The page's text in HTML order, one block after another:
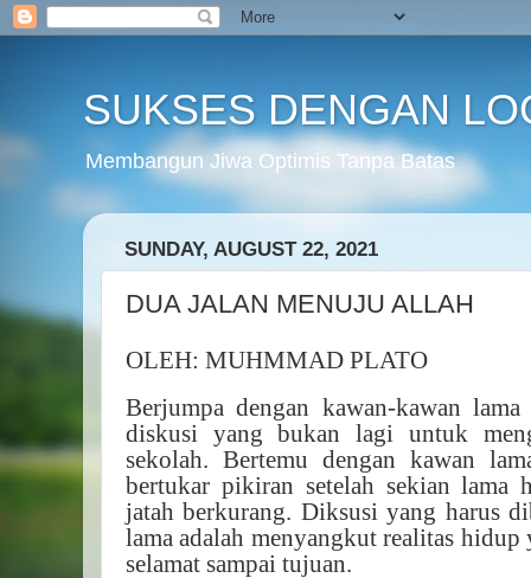
SUKSES DENGAN
Membangun Jiwa Optimis Tanpa Batas
SUNDAY, AUGUST 22, 2021
DUA JALAN MENUJU ALLAH
OLEH: MUHMMAD PLATO
Berjumpa dengan kawan-kawan
diskusi yang bukan lagi untuk
sekolah. Bertemu dengan kawan
bertukar pikiran setelah sekian lama
jatah berkurang. Diksusi yang harus
lama adalah menyangkut realitas
selamat sampai tujuan.